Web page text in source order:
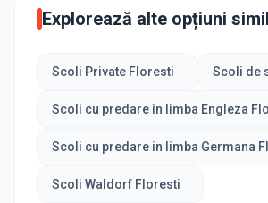
Explorează alte opțiuni
Scoli Private Floresti Scoli de
Scoli cu predare in limba Engleza
Scoli cu predare in limba Germana
Scoli Waldorf Floresti